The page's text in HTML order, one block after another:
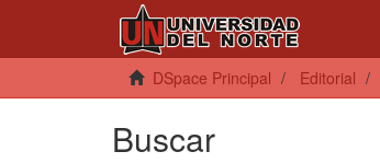
DSpace Principal Editorial
Buscar